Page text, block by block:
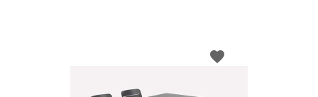
favorite